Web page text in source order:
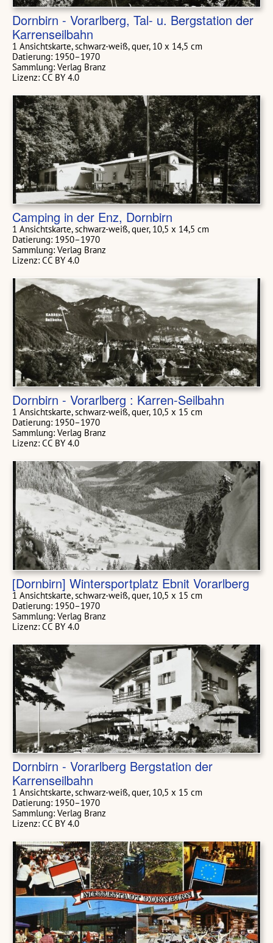
Dornbirn - Vorarlberg, Tal- u. Bergstation der
Karrenseilbahn
1 Ansichtskarte, schwarz-weiß, quer, 10 x 14,5 cm
Datierung: 1950–1970
Sammlung: Verlag Branz
Lizenz: CC BY 4.0
Camping in der Enz, Dornbirn
1 Ansichtskarte, schwarz-weiß, quer, 10,5 x 14,5 cm
Datierung: 1950–1970
Sammlung: Verlag Branz
Lizenz: CC BY 4.0
Dornbirn - Vorarlberg : Karren-Seilbahn
1 Ansichtskarte, schwarz-weiß, quer, 10,5 x 15 cm
Datierung: 1950–1970
Sammlung: Verlag Branz
Lizenz: CC BY 4.0
[Dornbirn] Wintersportplatz Ebnit Vorarlberg
1 Ansichtskarte, schwarz-weiß, quer, 10,5 x 15 cm
Datierung: 1950–1970
Sammlung: Verlag Branz
Lizenz: CC BY 4.0
Dornbirn - Vorarlberg Bergstation der
Karrenseilbahn
1 Ansichtskarte, schwarz-weiß, quer, 10,5 x 15 cm
Datierung: 1950–1970
Sammlung: Verlag Branz
Lizenz: CC BY 4.0